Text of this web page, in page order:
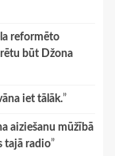
reformēto
būt Džona
iet tālāk.”
aiziešanu mūžībā
tajā radio”